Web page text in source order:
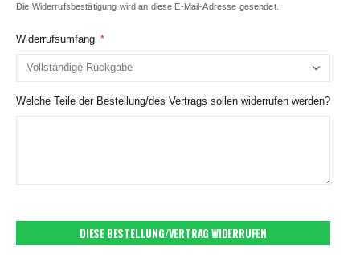
Die Widerrufsbestätigung wird an diese E-Mail-Adresse gesendet.
Widerrufsumfang
Welche Teile der Bestellung/des Vertrags sollen widerrufen werden?
DIESE BESTELLUNG/VERTRAG WIDERRUFEN